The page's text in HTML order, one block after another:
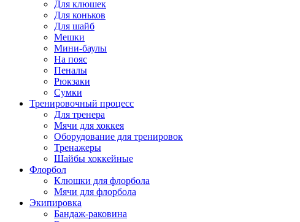
Для клюшек
Для коньков
Для шайб
Мешки
Мини-баулы
На пояс
Пеналы
Рюкзаки
Сумки
Тренировочный процесс
Для тренера
Мячи для хоккея
Оборудование для тренировок
Тренажеры
Шайбы хоккейные
Флорбол
Клюшки для флорбола
Мячи для флорбола
Экипировка
Бандаж-раковина